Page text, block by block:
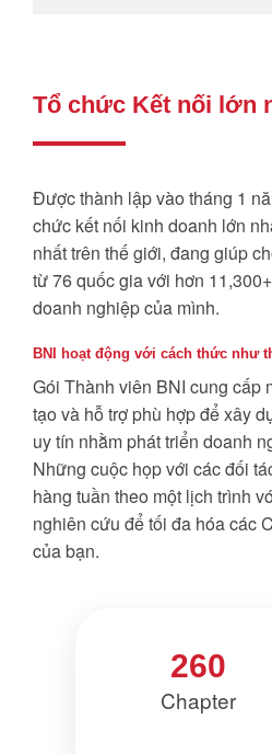
Tổ chức Kết nối lớn
Được thành lập vào tháng 1
chức kết nối kinh doanh lớn
nhất trên thế giới, đang giúp
từ 76 quốc gia với hơn
doanh nghiệp của mình.
BNI hoạt động với cách thức như
Gói Thành viên BNI cung cấp
tạo và hỗ trợ phù hợp để xây
uy tín nhằm phát triển doanh
Những cuộc họp với các đối
hàng tuần theo một lịch trình
nghiên cứu để tối đa hóa các
của bạn.
260
Chapter